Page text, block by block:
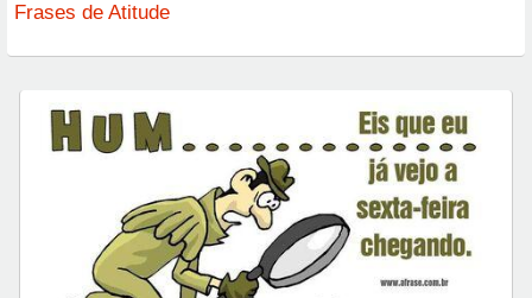
Frases de Atitude